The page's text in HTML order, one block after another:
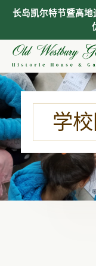
内
容
学
长岛凯尔特节暨高